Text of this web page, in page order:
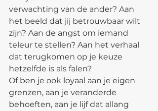
verwachting van de ander? Aan
het beeld dat jij betrouwbaar wilt
zijn? Aan de angst om iemand
teleur te stellen? Aan het verhaal
dat terugkomen op je keuze
hetzelfde is als falen?
Of ben je ook loyaal aan je eigen
grenzen, aan je veranderde
behoeften, aan je lijf dat allang